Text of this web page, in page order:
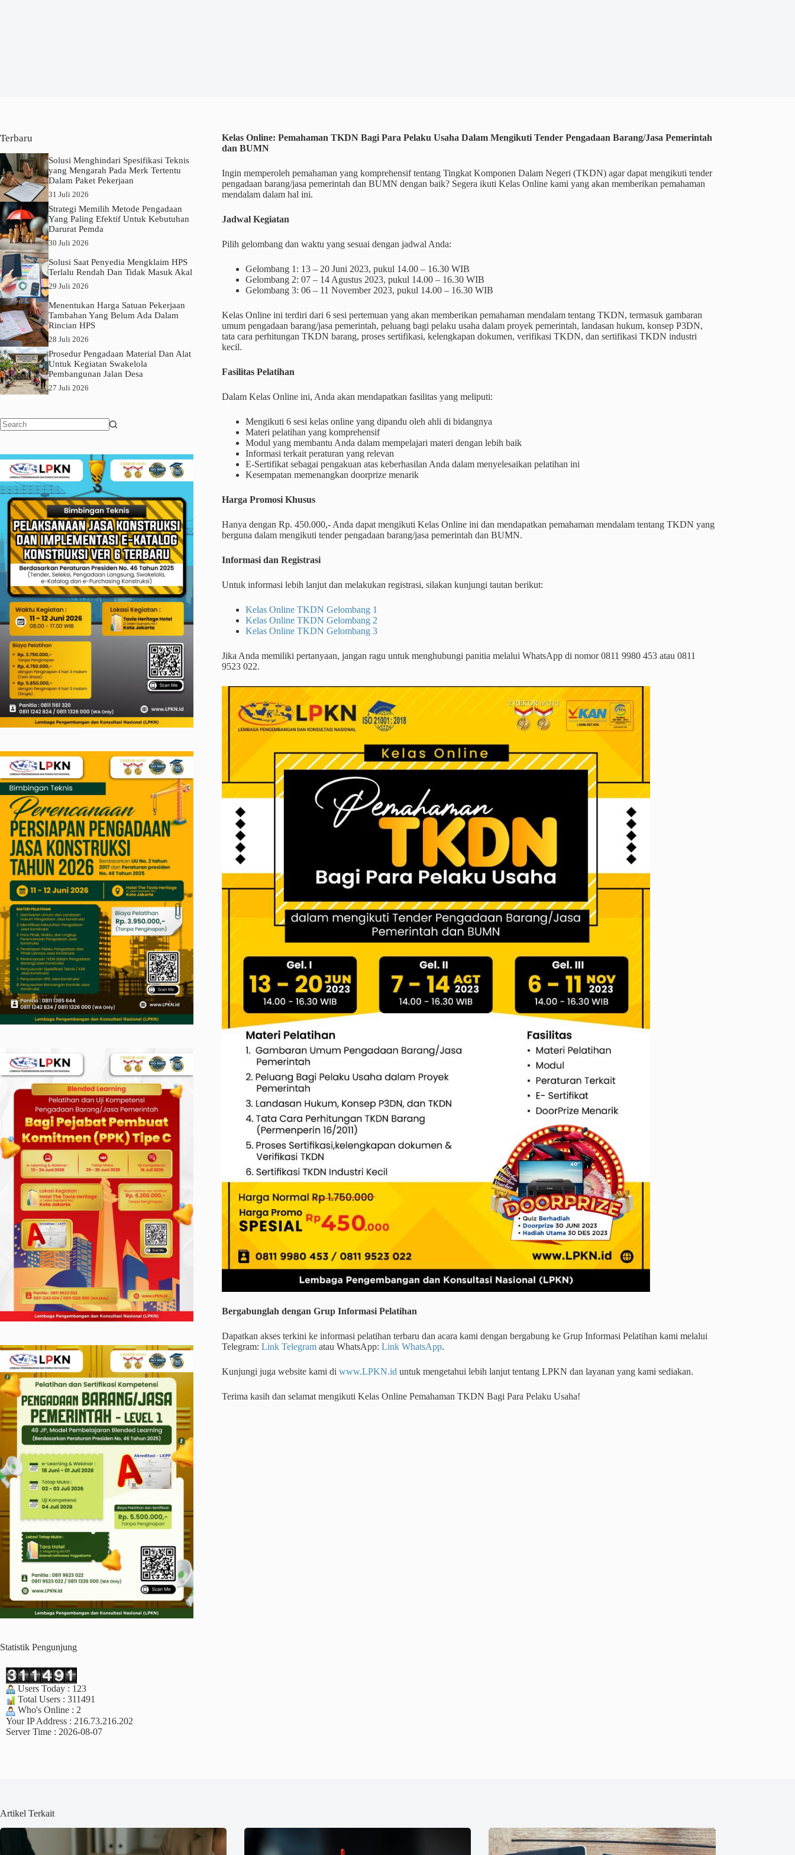
Kelas Online: Pemahaman TKDN Bagi Para Pelaku Usaha Dalam Mengikuti Tender Pengadaan Barang/Jasa Pemerintah
dan BUMN
Ingin memperoleh pemahaman yang komprehensif tentang Tingkat Komponen Dalam Negeri (TKDN) agar dapat mengikuti tender
pengadaan barang/jasa pemerintah dan BUMN dengan baik? Segera ikuti Kelas Online kami yang akan memberikan pemahaman
mendalam dalam hal ini.
Jadwal Kegiatan
Pilih gelombang dan waktu yang sesuai dengan jadwal Anda:
Gelombang 1: 13 – 20 Juni 2023, pukul 14.00 – 16.30 WIB
Gelombang 2: 07 – 14 Agustus 2023, pukul 14.00 – 16.30 WIB
Gelombang 3: 06 – 11 November 2023, pukul 14.00 – 16.30 WIB
Kelas Online ini terdiri dari 6 sesi pertemuan yang akan memberikan pemahaman mendalam tentang TKDN, termasuk gambaran
umum pengadaan barang/jasa pemerintah, peluang bagi pelaku usaha dalam proyek pemerintah, landasan hukum, konsep P3DN,
tata cara perhitungan TKDN barang, proses sertifikasi, kelengkapan dokumen, verifikasi TKDN, dan sertifikasi TKDN industri
kecil.
Fasilitas Pelatihan
Dalam Kelas Online ini, Anda akan mendapatkan fasilitas yang meliputi:
Mengikuti 6 sesi kelas online yang dipandu oleh ahli di bidangnya
Materi pelatihan yang komprehensif
Modul yang membantu Anda dalam mempelajari materi dengan lebih baik
Informasi terkait peraturan yang relevan
E-Sertifikat sebagai pengakuan atas keberhasilan Anda dalam menyelesaikan pelatihan ini
Kesempatan memenangkan doorprize menarik
Harga Promosi Khusus
Hanya dengan Rp. 450.000,- Anda dapat mengikuti Kelas Online ini dan mendapatkan pemahaman mendalam tentang TKDN yang
berguna dalam mengikuti tender pengadaan barang/jasa pemerintah dan BUMN.
Informasi dan Registrasi
Untuk informasi lebih lanjut dan melakukan registrasi, silakan kunjungi tautan berikut:
Kelas Online TKDN Gelombang 1
Kelas Online TKDN Gelombang 2
Kelas Online TKDN Gelombang 3
Jika Anda memiliki pertanyaan, jangan ragu untuk menghubungi panitia melalui WhatsApp di nomor 0811 9980 453 atau 0811
9523 022.
Bergabunglah dengan Grup Informasi Pelatihan
Dapatkan akses terkini ke informasi pelatihan terbaru dan acara kami dengan bergabung ke Grup Informasi Pelatihan kami melalui
Telegram: Link Telegramatau WhatsApp: Link WhatsApp.
Kunjungi juga website kami di www.LPKN.id untuk mengetahui lebih lanjut tentang LPKN dan layanan yang kami sediakan.
Terima kasih dan selamat mengikuti Kelas Online Pemahaman TKDN Bagi Para Pelaku Usaha!
Terbaru
Solusi Menghindari Spesifikasi Teknis
yang Mengarah Pada Merk Tertentu
Dalam Paket Pekerjaan
31 Juli 2026
Strategi Memilih Metode Pengadaan
Yang Paling Efektif Untuk Kebutuhan
Darurat Pemda
30 Juli 2026
Solusi Saat Penyedia Mengklaim HPS
Terlalu Rendah Dan Tidak Masuk Akal
29 Juli 2026
Menentukan Harga Satuan Pekerjaan
Tambahan Yang Belum Ada Dalam
Rincian HPS
28 Juli 2026
Prosedur Pengadaan Material Dan Alat
Untuk Kegiatan Swakelola
Pembangunan Jalan Desa
27 Juli 2026
Statistik Pengunjung
Users Today : 123
Total Users : 311491
Who's Online : 2
Your IP Address : 216.73.216.202
Server Time : 2026-08-07
Artikel Terkait